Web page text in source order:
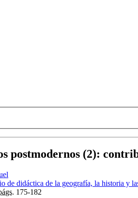
postmodernos (2):
de didáctica de la geografía, la historia y
175-182